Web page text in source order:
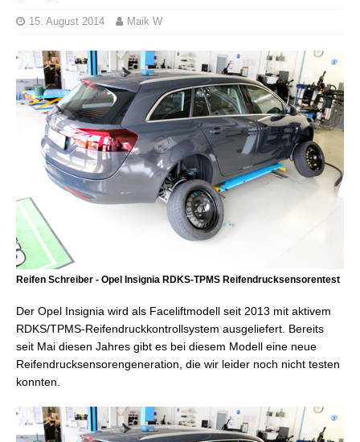
15. August 2014 Maik W
Reifen Schreiber - Opel Insignia RDKS-TPMS Reifendrucksensorentest
Der Opel Insignia wird als Faceliftmodell seit 2013 mit aktivem
RDKS/TPMS-Reifendruckkontrollsystem ausgeliefert. Bereits
seit Mai diesen Jahres gibt es bei diesem Modell eine neue
Reifendrucksensorengeneration, die wir leider noch nicht testen
konnten.